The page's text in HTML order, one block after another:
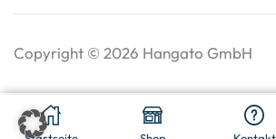
€44,58 In
Copyright © 2026 Hangato GmbH